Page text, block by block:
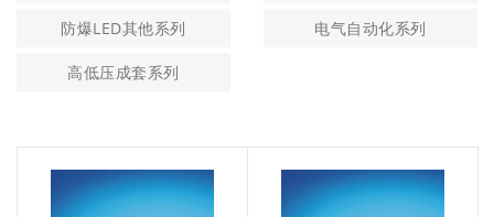
防爆LED其他系列 电气自动化系列
高低压成套系列